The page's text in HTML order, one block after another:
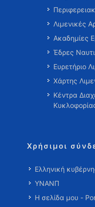
Λιμενικές
Ακαδημίες
Έδρες
Ευρετήριο
Χάρτης
Κέντρα
Χρήσιμοι
Ελληνική
ΥΝΑΝΠ
Η σελίδα μου -